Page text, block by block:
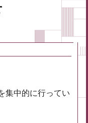
集中的に行ってい